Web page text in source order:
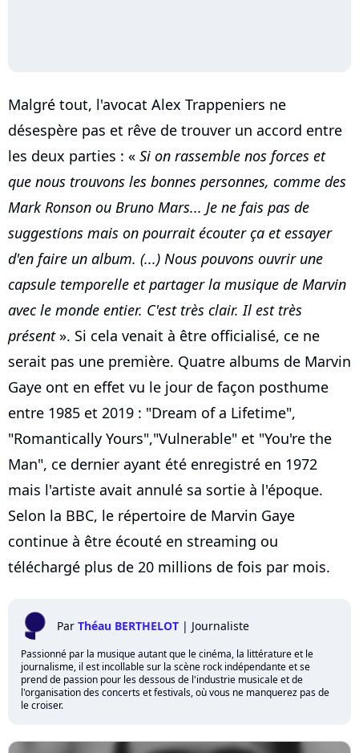
Malgré tout, l'avocat Alex Trappeniers ne
désespère pas et rêve de trouver un accord entre
les deux parties : « Si on rassemble nos forces et
que nous trouvons les bonnes personnes, comme des
Mark Ronson ou Bruno Mars... Je ne fais pas de
suggestions mais on pourrait écouter ça et essayer
d'en faire un album. (...) Nous pouvons ouvrir une
capsule temporelle et partager la musique de Marvin
avec le monde entier. C'est très clair. Il est très
présent». Si cela venait à être officialisé, ce ne
serait pas une première. Quatre albums de Marvin
Gaye ont en effet vu le jour de façon posthume
entre 1985 et 2019 : "Dream of a Lifetime",
"Romantically Yours","Vulnerable" et "You're the
Man", ce dernier ayant été enregistré en 1972
mais l'artiste avait annulé sa sortie à l'époque.
Selon la BBC, le répertoire de Marvin Gaye
continue à être écouté en streaming ou
téléchargé plus de 20 millions de fois par mois.
Par Théau BERTHELOT | Journaliste
Passionné par la musique autant que le cinéma, la littérature et le
journalisme, il est incollable sur la scène rock indépendante et se
prend de passion pour les dessous de l'industrie musicale et de
l'organisation des concerts et festivals, où vous ne manquerez pas de
le croiser.